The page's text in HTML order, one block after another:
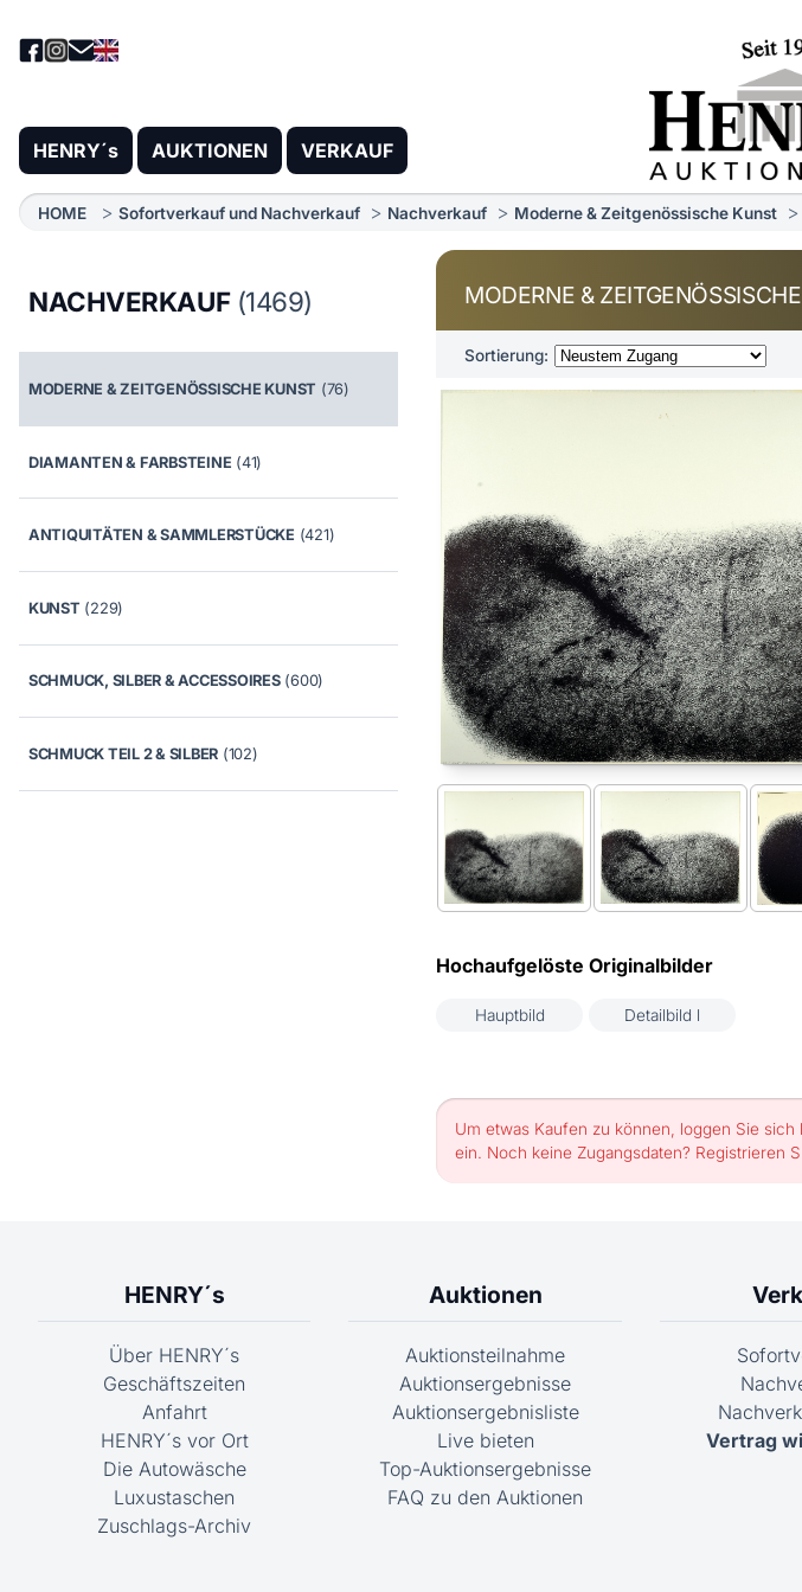
HENRY´s AUKTIONEN VERKAUF
HOME Sofortverkauf und Nachverkauf Nachverkauf Moderne & Zeitgenössische Kunst
NACHVERKAUF(1469)
MODERNE & ZEITGENÖSSISCHE KUNST (76)
DIAMANTEN & FARBSTEINE (41)
ANTIQUITÄTEN & SAMMLERSTÜCKE (421)
KUNST (229)
SCHMUCK, SILBER & ACCESSOIRES(600)
SCHMUCK TEIL 2 & SILBER (102)
MODERNE &
Sortierung:
Hochaufgelöste Originalbilder
Hauptbild Detailbild l
Um etwas Kaufen zu können, loggen Sie
ein. Noch keine Zugangsdaten? Registrieren
HENRY´s
Über HENRY´s
Geschäftszeiten
Anfahrt
HENRY´s vor Ort
Die Autowäsche
Luxustaschen
Zuschlags-Archiv
Auktionen
Auktionsteilnahme
Auktionsergebnisse
Auktionsergebnisliste
Live bieten
Top-Auktionsergebnisse
FAQ zu den Auktionen
Vertrag